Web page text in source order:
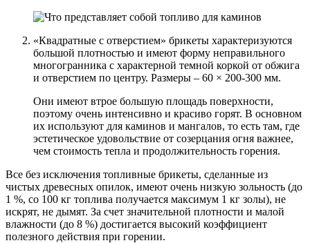
«Квадратные с отверстием» брикеты характеризуются
большой плотностью и имеют форму неправильного
многогранника с характерной темной коркой от обжига
и отверстием по центру. Размеры – 60 × 200-300 мм.
Они имеют втрое большую площадь поверхности,
поэтому очень интенсивно и красиво горят. В основном
их используют для каминов и мангалов, то есть там, где
эстетическое удовольствие от созерцания огня важнее,
чем стоимость тепла и продолжительность горения.
Все без исключения топливные брикеты, сделанные из
чистых древесных опилок, имеют очень низкую зольность (до
1 %, со 100 кг топлива получается максимум 1 кг золы), не
искрят, не дымят. За счет значительной плотности и малой
влажности (до 8 %) достигается высокий коэффициент
полезного действия при горении.